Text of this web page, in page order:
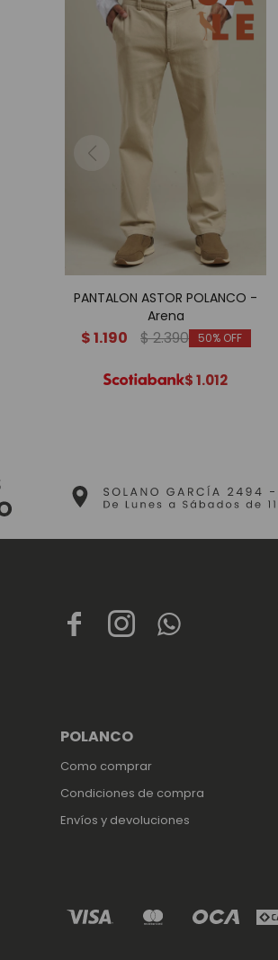
PANTALON ASTOR POLANCO -
Arena
$1.190 $2.390 50
$1.012
  
POLANCO
Como comprar
Condiciones de compra
Envíos y devoluciones